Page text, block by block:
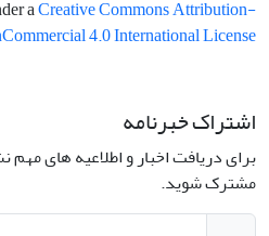
aCreative Commons Attribution-
4.0 International License
اشتراک خبرنامه
برای دریافت اخبار و اطلاعیه های
مشترک شوید.